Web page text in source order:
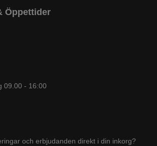
Öppettider
09.00 - 16:00
och erbjudanden direkt i din inkorg?